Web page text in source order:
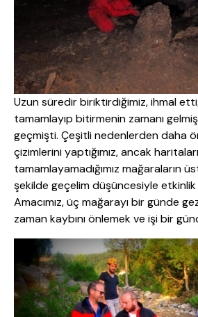
Uzun süredir biriktirdiğimiz, ihmal
tamamlayıp bitirmenin zamanı
geçmişti. Çeşitli nedenlerden daha
çizimlerini yaptığımız, ancak
tamamlayamadığımız mağaraların
şekilde geçelim düşüncesiyle etkinlik
Amacımız, üç mağarayı bir günde
zaman kaybını önlemek ve işi bir